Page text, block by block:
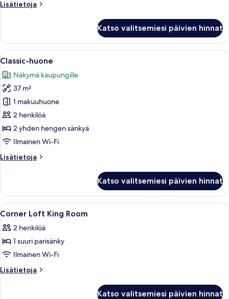
Lisätietoja
Lisätietoja
Katso valitsemiesi päivien hinnat
Avaa
kaikki
huonetyypin
Classic-
huone
kuvat
Hotellihuone, jossa on kaksi
8
Classic-huone
Näkymä kaupungille
37 m²
1 makuuhuone
2 henkilöä
2 yhden hengen sänkyä
Ilmainen Wi-Fi
Lisätietoja
Lisätietoja
Katso valitsemiesi päivien hinnat
Avaa
kaikki
huonetyypin
Corner
Loft
King
Hotellihuone, jossa on suuri sänky,
10
Corner Loft King Room
2 henkilöä
1 suuri parisänky
Ilmainen Wi-Fi
Lisätietoja
Lisätietoja
Katso valitsemiesi päivien hinnat